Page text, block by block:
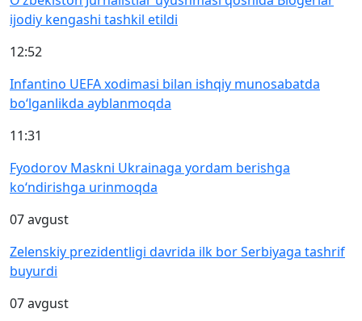
ijodiy kengashi tashkil etildi
12:52
Infantino UEFA xodimasi bilan ishqiy munosabatda
bo‘lganlikda ayblanmoqda
11:31
Fyodorov Maskni Ukrainaga yordam berishga
ko‘ndirishga urinmoqda
07 avgust
Zelenskiy prezidentligi davrida ilk bor Serbiyaga tashrif
buyurdi
07 avgust